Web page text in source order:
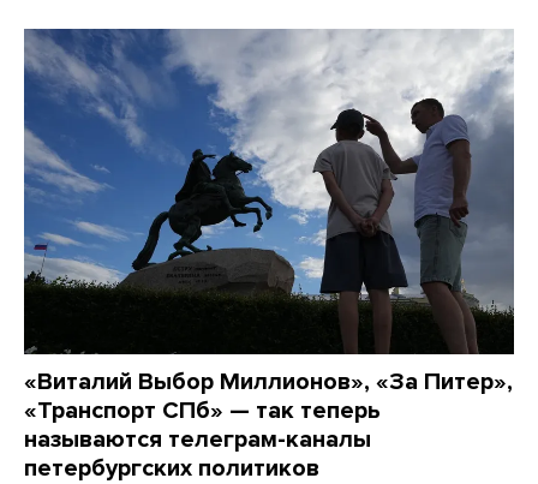
«Виталий Выбор Миллионов», «За Питер»,
«Транспорт СПб» — так теперь
называются телеграм-каналы
петербургских политиков